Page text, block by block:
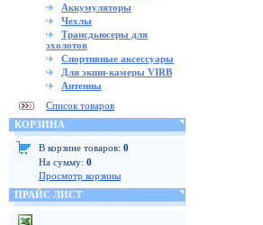
Аккумуляторы
Чехлы
Трансдьюсеры для
эхолотов
Спортивные аксессуары
Для экшн-камеры VIRB
Антенны
Список товаров
КОРЗИНА
В корзине товаров: 0
На сумму: 0
Просмотр корзины
ПРАЙС ЛИСТ